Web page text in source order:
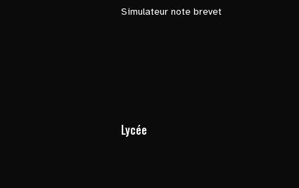
Simulateur note brevet
Lycée